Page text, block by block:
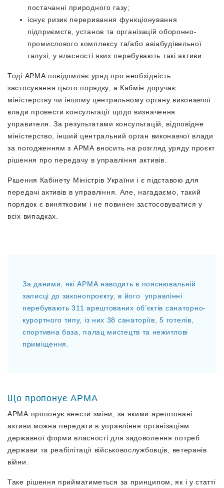
постачанні природного газу;
існує ризик переривання функціонування
підприємств, установ та організацій оборонно-
промислового комплексу та/або авіабудівельної
галузі, у власності яких перебувають такі активи.
Тоді АРМА повідомляє уряд про необхідність
застосування цього порядку, а Кабмін доручає
міністерству чи іншому центральному органу виконавчої
влади провести консультації щодо визначення
управителя. За результатами консультацій, відповідне
міністерство, інший центральний орган виконавчої влади
за погодженням з АРМА вносить на розгляд уряду проєкт
рішення про передачу в управління активів.
Рішення Кабінету Міністрів України і є підставою для
передачі активів в управління. Але, нагадаємо, такий
порядок є винятковим і не повинен застосовуватися у
всіх випадках.
За даними, які АРМА наводить в пояснювальній
записці до законопроєкту, в його управлінні
перебувають 311 арештованих об’єктів санаторно-
курортного типу, із них 38 санаторіїв, 5 готелів,
спортивна база, палац мистецтв та нежитлові
приміщення.
Що пропонує АРМА
АРМА пропонує внести зміни, за якими арештовані
активи можна передати в управління організаціям
державної форми власності для задоволення потреб
держави та реабілітації військовослужбовців, ветеранів
війни.
Таке рішення прийматиметься за принципом, як і у статті